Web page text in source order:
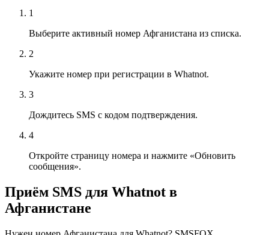
1
Выберите активный номер Афганистана из списка.
2
Укажите номер при регистрации в Whatnot.
3
Дождитесь SMS с кодом подтверждения.
4
Откройте страницу номера и нажмите «Обновить
сообщения».
Приём SMS для Whatnot в
Афганистане